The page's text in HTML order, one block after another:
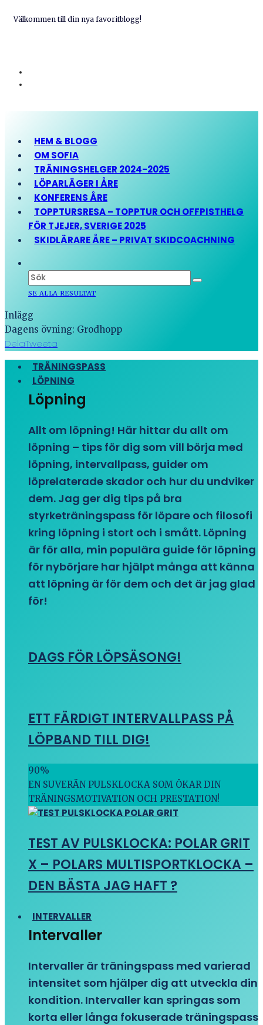
Välkommen till din nya favoritblogg!
HEM & BLOGG
OM SOFIA
TRÄNINGSHELGER 2024-2025
LÖPARLÄGER I ÅRE
KONFERENS ÅRE
TOPPTURSRESA – TOPPTUR OCH OFFPISTHELG
FÖR TJEJER, SVERIGE 2025
SKIDLÄRARE ÅRE – PRIVAT SKIDCOACHNING
SE ALLA RESULTAT
Inlägg
Dagens övning: Grodhopp
DelaTweeta
TRÄNINGSPASS
LÖPNING
Löpning
Allt om löpning! Här hittar du allt om
löpning – tips för dig som vill börja med
löpning, intervallpass, guider om
löprelaterade skador och hur du undviker
dem. Jag ger dig tips på bra
styrketräningspass för löpare och filosofi
kring löpning i stort och i smått. Löpning
är för alla, min populära guide för löpning
för nybörjare har hjälpt många att känna
att löpning är för dem och det är jag glad
för!
DAGS FÖR LÖPSÄSONG!
ETT FÄRDIGT INTERVALLPASS PÅ
LÖPBAND TILL DIG!
90%
EN SUVERÄN PULSKLOCKA SOM ÖKAR DIN
TRÄNINGSMOTIVATION OCH PRESTATION!
TEST AV PULSKLOCKA: POLAR GRIT
X – POLARS MULTISPORTKLOCKA –
DEN BÄSTA JAG HAFT ?
INTERVALLER
Intervaller
Intervaller är träningspass med varierad
intensitet som hjälper dig att utveckla din
kondition. Intervaller kan springas som
korta eller långa fokuserade träningspass